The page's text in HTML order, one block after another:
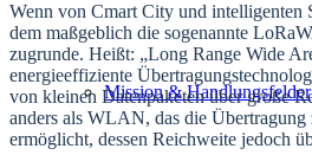
Mission & Handlungsfelder
Wenn von Cmart City und intelligenten
dem maßgeblich die sogenannte
zugrunde. Heißt: „Long Range Wide
energieeffiziente
von kleinen Datenpaketen über große
anders als WLAN, das die Übertragung
ermöglicht, dessen Reichweite jedoch